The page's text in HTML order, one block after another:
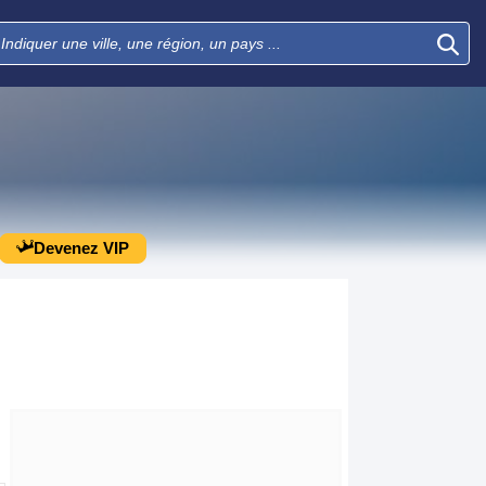
Devenez VIP